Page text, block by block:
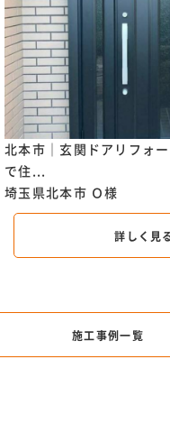
北本市｜玄関ドアリフォ
で住...
埼玉県北本市 Ｏ様
詳しく見
施工事例一覧